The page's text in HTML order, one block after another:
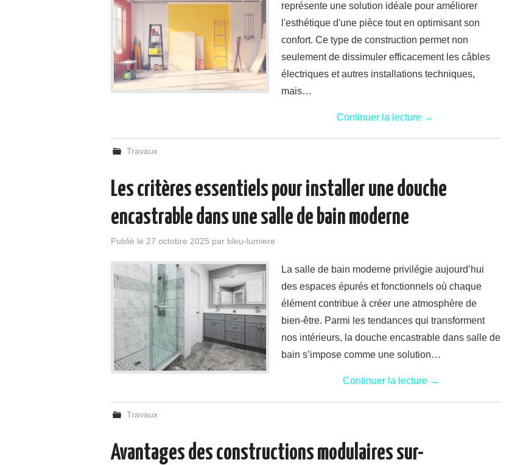
représente une solution idéale pour améliorer
l'esthétique d'une pièce tout en optimisant son
confort. Ce type de construction permet non
seulement de dissimuler efficacement les câbles
électriques et autres installations techniques,
mais…
Continuer la lecture →
Travaux
Les critères essentiels pour installer une douche
encastrable dans une salle de bain moderne
Publié le 27 octobre 2025 par bleu-lumiere
La salle de bain moderne privilégie aujourd’hui
des espaces épurés et fonctionnels où chaque
élément contribue à créer une atmosphère de
bien-être. Parmi les tendances qui transforment
nos intérieurs, la douche encastrable dans salle de
bain s’impose comme une solution…
Continuer la lecture →
Travaux
Avantages des constructions modulaires sur-